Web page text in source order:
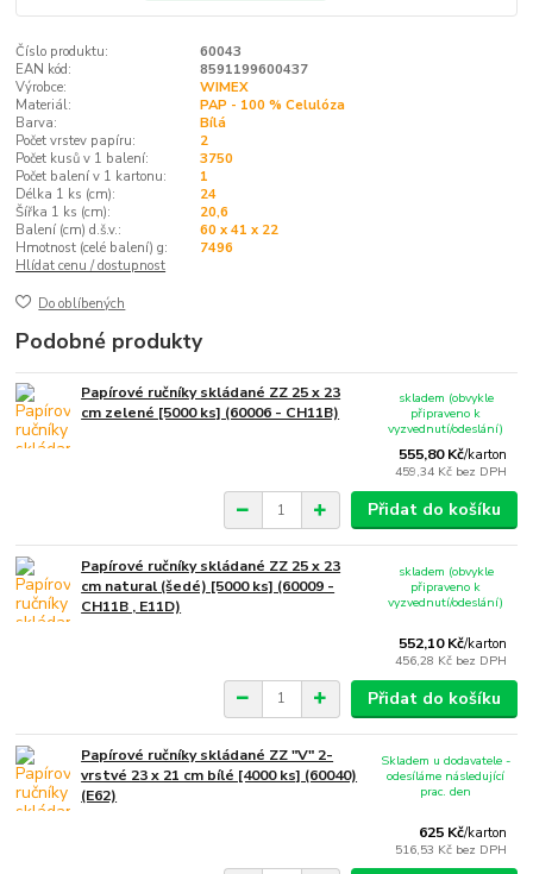
Číslo produktu:
60043
EAN kód:
8591199600437
Výrobce:
WIMEX
Materiál:
PAP - 100 % Celulóza
Barva:
Bílá
Počet vrstev papíru:
2
Počet kusů v 1 balení:
3750
Počet balení v 1 kartonu:
1
Délka 1 ks (cm):
24
Šířka 1 ks (cm):
20,6
Balení (cm) d.š.v.:
60 x 41 x 22
Hmotnost (celé balení) g:
7496
Hlídat cenu / dostupnost
Do oblíbených
Podobné produkty
Papírové ručníky skládané ZZ 25 x 23
cm zelené [5000 ks] (60006 - CH11B)
555,80 Kč/karton
459,34 Kč bez DPH
skladem (obvykle
připraveno k
vyzvednutí/odeslání)
Přidat do košíku
Papírové ručníky skládané ZZ 25 x 23
cm natural (šedé) [5000 ks] (60009 -
CH11B , E11D)
552,10 Kč/karton
456,28 Kč bez DPH
skladem (obvykle
připraveno k
vyzvednutí/odeslání)
Přidat do košíku
Papírové ručníky skládané ZZ "V" 2-
vrstvé 23 x 21 cm bílé [4000 ks] (60040)
(E62)
625 Kč/karton
516,53 Kč bez DPH
Skladem u dodavatele -
odesíláme následující
prac. den